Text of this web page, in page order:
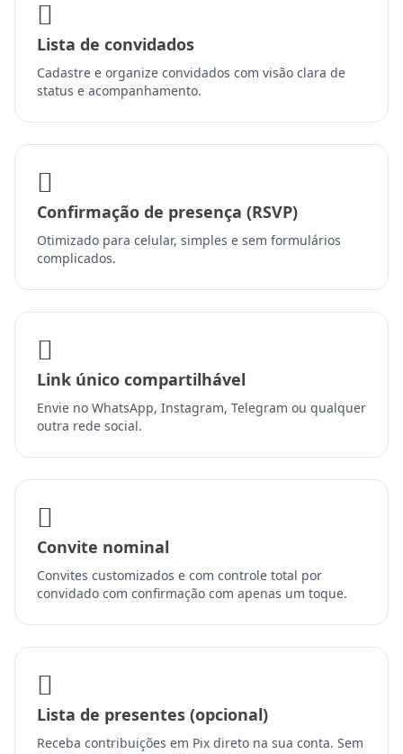
Lista de convidados
Cadastre e organize convidados com visão clara de
status e acompanhamento.
Confirmação de presença (RSVP)
Otimizado para celular, simples e sem formulários
complicados.
Link único compartilhável
Envie no WhatsApp, Instagram, Telegram ou qualquer
outra rede social.
Convite nominal
Convites customizados e com controle total por
convidado com confirmação com apenas um toque.
Lista de presentes (opcional)
Receba contribuições em Pix direto na sua conta. Sem